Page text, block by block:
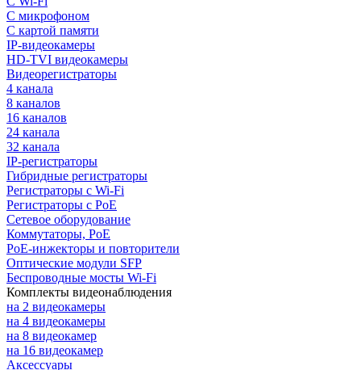
С микрофоном
С картой памяти
IP-видеокамеры
HD-TVI видеокамеры
Видеорегистраторы
4 канала
8 каналов
16 каналов
24 канала
32 канала
IP-регистраторы
Гибридные регистраторы
Регистраторы с Wi-Fi
Регистраторы с PoE
Сетевое оборудование
Коммутаторы, PoE
PoE-инжекторы и повторители
Оптические модули SFP
Беспроводные мосты Wi-Fi
Комплекты видеонаблюдения
на 2 видеокамеры
на 4 видеокамеры
на 8 видеокамер
на 16 видеокамер
Аксессуары